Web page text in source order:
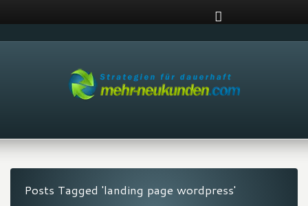
Posts Tagged 'landing page wordpress'